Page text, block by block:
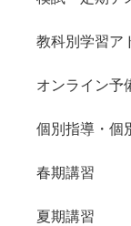
教科別学習ア
オンライン予
個別指導・個
春期講習
夏期講習